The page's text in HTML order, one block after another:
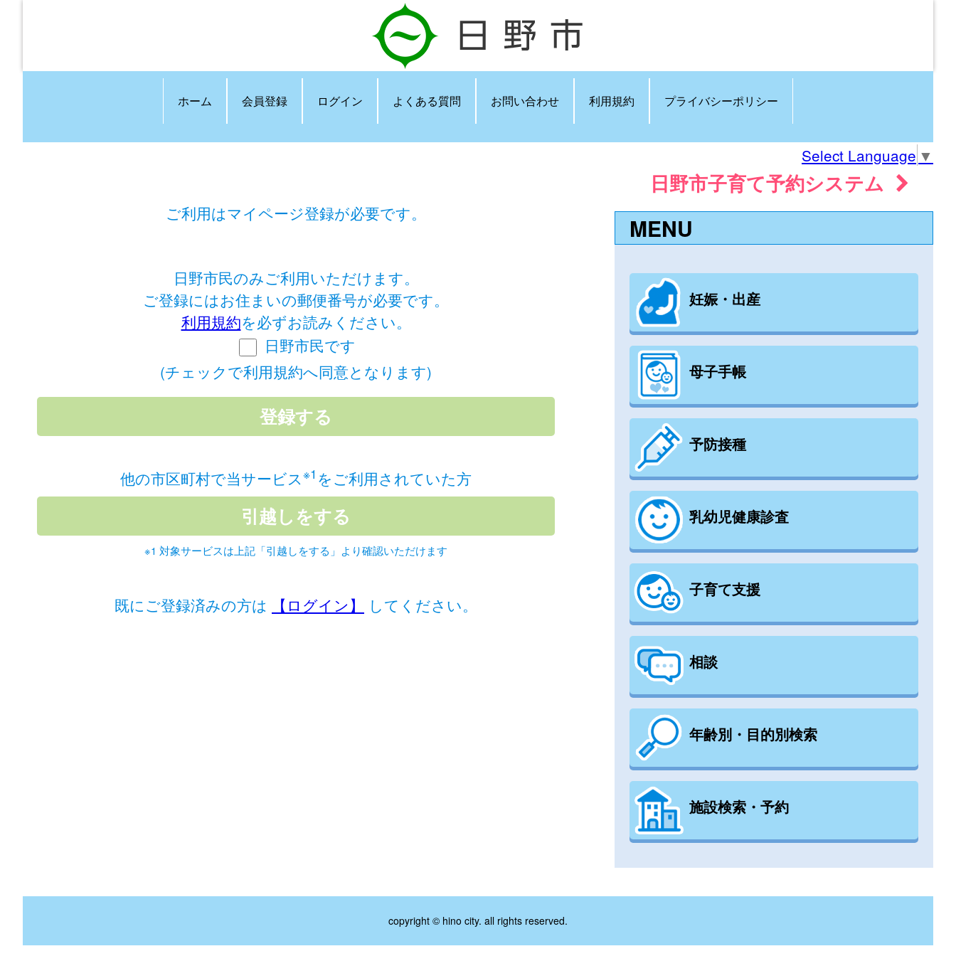
ホーム 会員登録 ログイン よくある質問 お問い合わせ 利用規約 プライバシーポリシー
Select Language ▼
ご利用はマイページ登録が必要です。
日野市民のみご利用いただけます。
ご登録にはお住まいの郵便番号が必要です。
利用規約を必ずお読みください。
日野市民です
(チェックで利用規約へ同意となります)
他の市区町村で当サービス※1 をご利用されていた方
※1 対象サービスは上記「引越しをする」より確認いただけます
既にご登録済みの方は 【ログイン】 してください。
日野市子育て予約システム
MENU
妊娠・出産
母子手帳
予防接種
乳幼児健康診査
子育て支援
相談
年齢別・目的別検索
施設検索・予約
copyright © hino city. all rights reserved.